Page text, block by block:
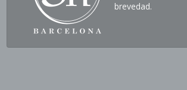
brevedad.